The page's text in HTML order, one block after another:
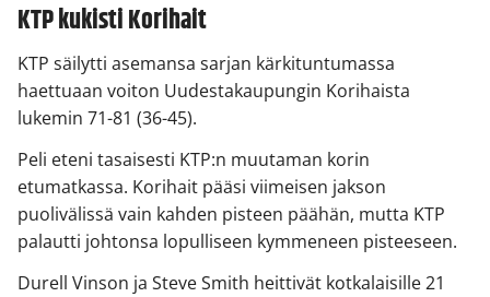
KTP kukisti Korihait
KTP säilytti asemansa sarjan kärkituntumassa
haettuaan voiton Uudestakaupungin Korihaista
lukemin 71-81 (36-45).
Peli eteni tasaisesti KTP:n muutaman korin
etumatkassa. Korihait pääsi viimeisen jakson
puolivälissä vain kahden pisteen päähän, mutta KTP
palautti johtonsa lopulliseen kymmeneen pisteeseen.
Durell Vinson ja Steve Smith heittivät kotkalaisille 21